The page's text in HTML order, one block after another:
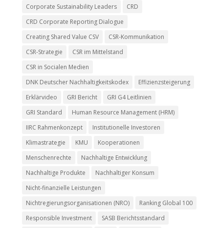
Corporate Sustainability Leaders
CRD
CRD Corporate Reporting Dialogue
Creating Shared Value CSV
CSR-Kommunikation
CSR-Strategie
CSR im Mittelstand
CSR in Socialen Medien
DNK Deutscher Nachhaltigkeitskodex
Effizienzsteigerung
Erklärvideo
GRI Bericht
GRI G4 Leitlinien
GRI Standard
Human Resource Management (HRM)
IIRC Rahmenkonzept
Institutionelle Investoren
Klimastrategie
KMU
Kooperationen
Menschenrechte
Nachhaltige Entwicklung
Nachhaltige Produkte
Nachhaltiger Konsum
Nicht-finanzielle Leistungen
Nichtregierungsorganisationen (NRO)
Ranking Global 100
Responsible Investment
SASB Berichtsstandard